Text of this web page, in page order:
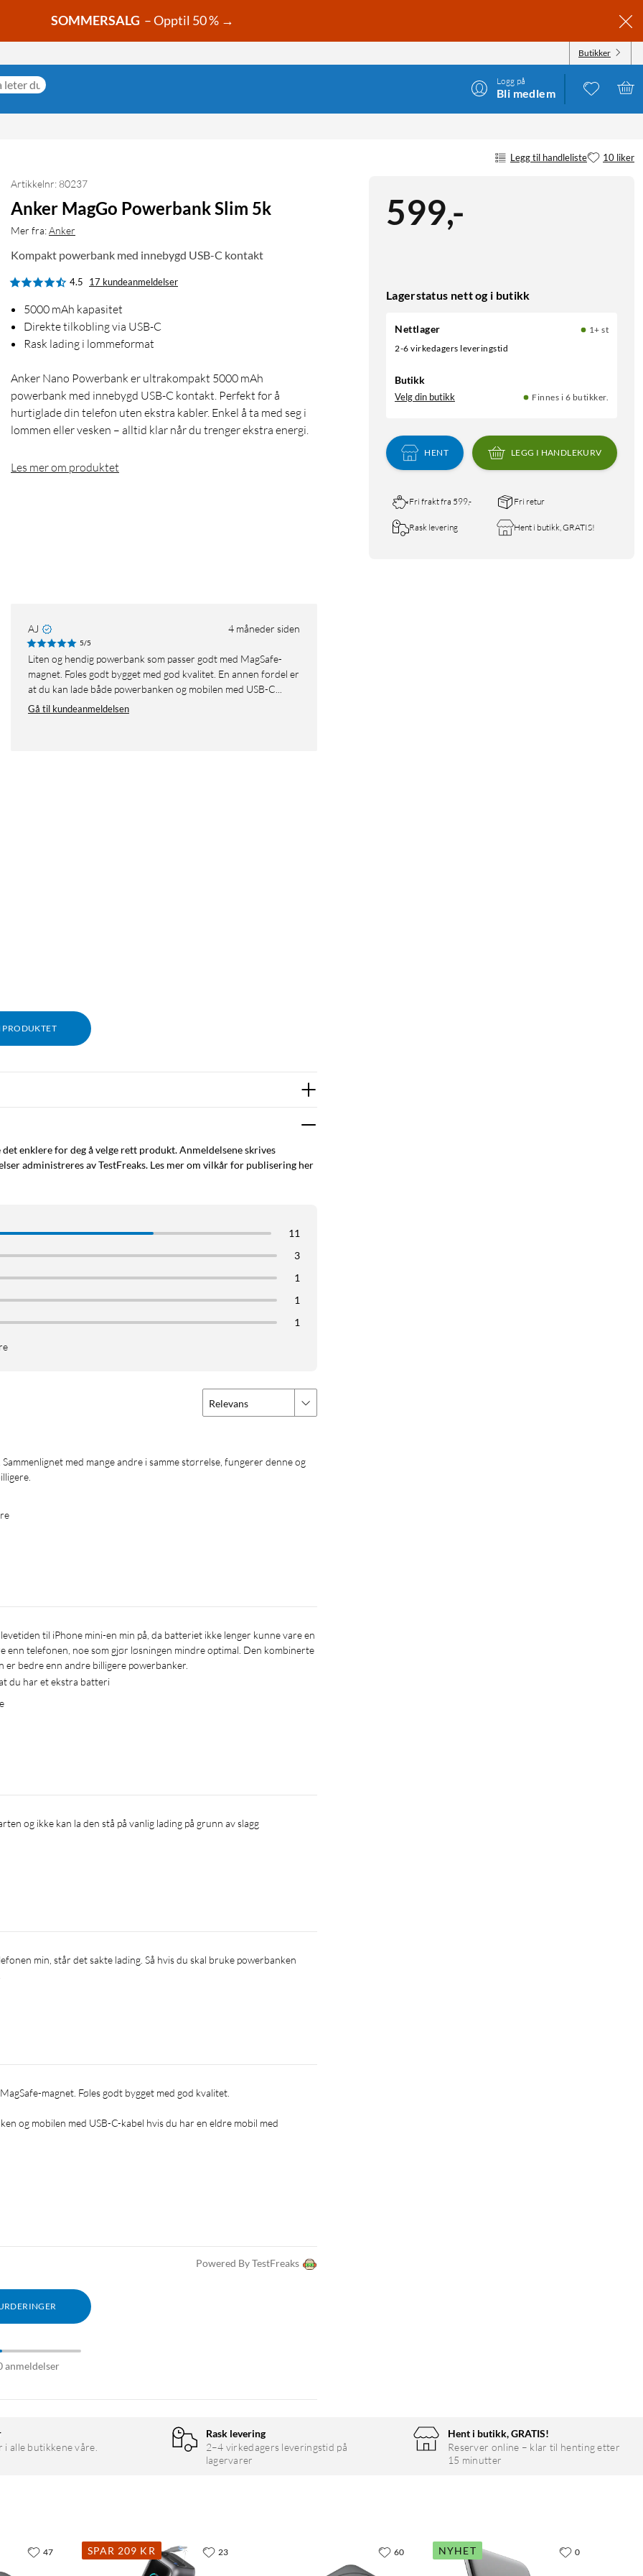
SOMMERSALG – Opptil 50 % →
Butikker
Logg på
Bli medlem
Legg til handleliste 10 liker
599,-
Lagerstatus nett og i butikk
Nettlager
1+ st
2-6 virkedagers leveringstid
Butikk
Velg din butikk Finnes i 6 butikker.
HENT LEGG I HANDLEKURV
Fri frakt fra 599,- Fri retur
Rask levering Hent i butikk, GRATIS!
Artikkelnr: 80237
Anker MagGo Powerbank Slim 5k
Mer fra:Anker
Kompakt powerbank med innebygd USB-C kontakt
4.5 17 kundeanmeldelser
5000 mAh kapasitet
Direkte tilkobling via USB-C
Rask lading i lommeformat
Anker Nano Powerbank er ultrakompakt 5000 mAh
powerbank med innebygd USB-C kontakt. Perfekt for å
hurtiglade din telefon uten ekstra kabler. Enkel å ta med seg i
lommen eller vesken – alltid klar når du trenger ekstra energi.
Les mer om produktet
AJ 4 måneder siden
5/5
Liten og hendig powerbank som passer godt med MagSafe-
magnet. Føles godt bygget med god kvalitet. En annen fordel er
at du kan lade både powerbanken og mobilen med USB-C...
Gå til kundeanmeldelsen
PRODUKTET
kabler. Powerbanker er enkel å ha i lommen og alltid klar
telefon minst en gang – perfekt for reiser, til jobb eller
enklere for deg å velge rett produkt. Anmeldelsene skrives
administreres av TestFreaks. Les mer om vilkår for publisering her
11
3
1
1
1
Relevans
enn telefonen, noe som gjør løsningen mindre optimal. Den kombinerte
bedre enn andre billigere powerbanker.
du har et ekstra batteri
og ikke kan la den stå på vanlig lading på grunn av slagg
og mobilen med USB-C-kabel hvis du har en eldre mobil med
Powered By TestFreaks
anmeldelser
i alle butikkene våre.
Rask levering
2–4 virkedagers leveringstid på
lagervarer
Hent i butikk, GRATIS!
Reserver online – klar til henting etter
15 minutter
47 SPAR 209 KR 23 60 NYHET 0